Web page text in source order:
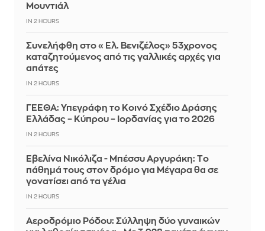
Μουντιάλ
IN 2 HOURS
Συνελήφθη στο «Ελ. Βενιζέλος» 53χρονος
καταζητούμενος από τις γαλλικές αρχές για
απάτες
IN 2 HOURS
ΓΕΕΘΑ: Υπεγράφη το Κοινό Σχέδιο Δράσης
Ελλάδας – Κύπρου – Ιορδανίας για το 2026
IN 2 HOURS
Εβελίνα Νικόλιζα - Μπέσσυ Αργυράκη: Tο
πάθημά τους στον δρόμο για Μέγαρα θα σε
γονατίσει από τα γέλια
IN 2 HOURS
Αεροδρόμιο Ρόδου: Σύλληψη δύο γυναικών